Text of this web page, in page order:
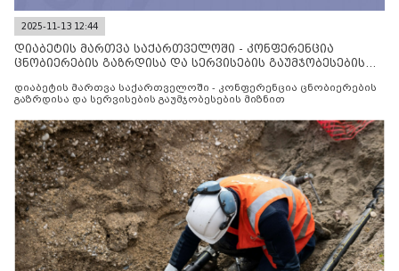
2025-11-13 12:44
დიაბეტის მართვა საქართველოში - კონფერენცია
ცნობიერების გაზრდისა და სერვისების გაუმჯობესების
დიაბეტის მართვა საქართველოში - კონფერენცია ცნობიერების
გაზრდისა და სერვისების გაუმჯობესების მიზნით